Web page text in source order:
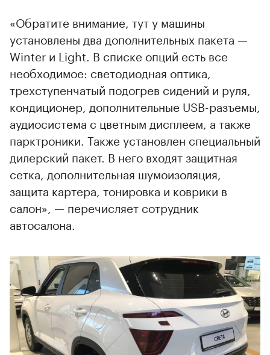
«Обратите внимание, тут у машины
установлены два дополнительных пакета —
Winter и Light. В списке опций есть все
необходимое: светодиодная оптика,
трехступенчатый подогрев сидений и руля,
кондиционер, дополнительные USB-разъемы,
аудиосистема с цветным дисплеем, а также
парктроники. Также установлен специальный
дилерский пакет. В него входят защитная
сетка, дополнительная шумоизоляция,
защита картера, тонировка и коврики в
салон», — перечисляет сотрудник
автосалона.